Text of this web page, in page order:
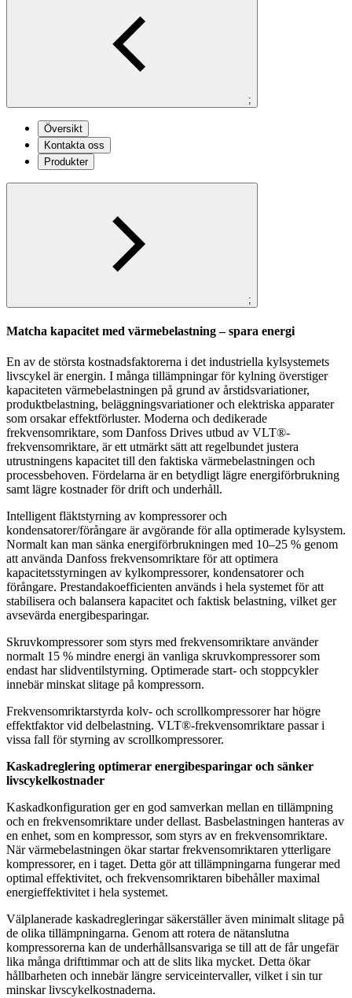
;
Översikt
Kontakta oss
Produkter
;
Matcha kapacitet med värmebelastning – spara energi
En av de största kostnadsfaktorerna i det industriella kylsystemets
livscykel är energin. I många tillämpningar för kylning överstiger
kapaciteten värmebelastningen på grund av årstidsvariationer,
produktbelastning, beläggningsvariationer och elektriska apparater
som orsakar effektförluster. Moderna och dedikerade
frekvensomriktare, som Danfoss Drives utbud av VLT®-
frekvensomriktare, är ett utmärkt sätt att regelbundet justera
utrustningens kapacitet till den faktiska värmebelastningen och
processbehoven. Fördelarna är en betydligt lägre energiförbrukning
samt lägre kostnader för drift och underhåll.
Intelligent fläktstyrning av kompressorer och
kondensatorer/förångare är avgörande för alla optimerade kylsystem.
Normalt kan man sänka energiförbrukningen med 10–25 % genom
att använda Danfoss frekvensomriktare för att optimera
kapacitetsstyrningen av kylkompressorer, kondensatorer och
förångare. Prestandakoefficienten används i hela systemet för att
stabilisera och balansera kapacitet och faktisk belastning, vilket ger
avsevärda energibesparingar.
Skruvkompressorer som styrs med frekvensomriktare använder
normalt 15 % mindre energi än vanliga skruvkompressorer som
endast har slidventilstyrning. Optimerade start- och stoppcykler
innebär minskat slitage på kompressorn.
Frekvensomriktarstyrda kolv- och scrollkompressorer har högre
effektfaktor vid delbelastning. VLT®-frekvensomriktare passar i
vissa fall för styrning av scrollkompressorer.
Kaskadreglering optimerar energibesparingar och sänker
livscykelkostnader
Kaskadkonfiguration ger en god samverkan mellan en tillämpning
och en frekvensomriktare under dellast. Basbelastningen hanteras av
en enhet, som en kompressor, som styrs av en frekvensomriktare.
När värmebelastningen ökar startar frekvensomriktaren ytterligare
kompressorer, en i taget. Detta gör att tillämpningarna fungerar med
optimal effektivitet, och frekvensomriktaren bibehåller maximal
energieffektivitet i hela systemet.
Välplanerade kaskadregleringar säkerställer även minimalt slitage på
de olika tillämpningarna. Genom att rotera de nätanslutna
kompressorerna kan de underhållsansvariga se till att de får ungefär
lika många drifttimmar och att de slits lika mycket. Detta ökar
hållbarheten och innebär längre serviceintervaller, vilket i sin tur
minskar livscykelkostnaderna.